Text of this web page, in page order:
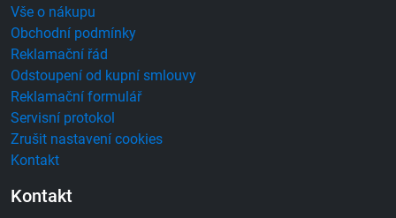
Vše o nákupu
Obchodní podmínky
Reklamační řád
Odstoupení od kupní smlouvy
Reklamační formulář
Servisní protokol
Zrušit nastavení cookies
Kontakt
Kontakt